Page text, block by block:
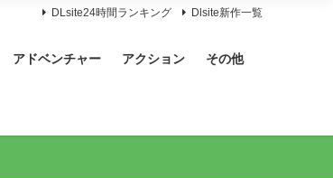
DLsite24時間ランキング Dlsite新作一覧
アドベンチャー アクション その他